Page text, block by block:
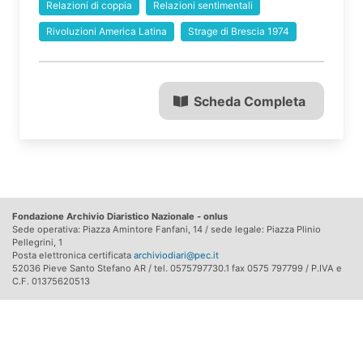
Relazioni di coppia Relazioni sentimentali
Rivoluzioni America Latina Strage di Brescia 1974
Scheda Completa
Fondazione Archivio Diaristico Nazionale - onlus
Sede operativa: Piazza Amintore Fanfani, 14 / sede legale: Piazza Plinio
Pellegrini, 1
Posta elettronica certificata archiviodiari@pec.it
52036 Pieve Santo Stefano AR / tel. 0575797730.1 fax 0575 797799 / P.IVA e
C.F. 01375620513